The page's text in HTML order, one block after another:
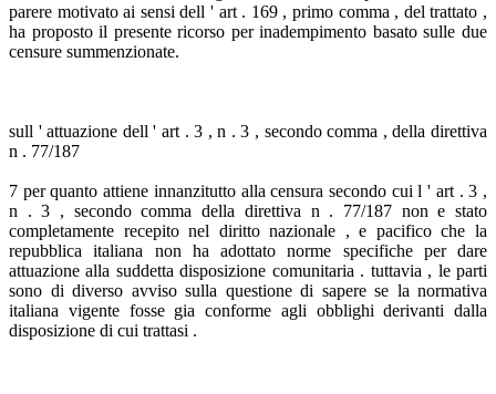
parere motivato ai sensi dell ' art . 169 , primo comma , del trattato ,
ha proposto il presente ricorso per inadempimento basato sulle due
censure summenzionate.
sull ' attuazione dell ' art . 3 , n . 3 , secondo comma , della direttiva
n . 77/187
7 per quanto attiene innanzitutto alla censura secondo cui l ' art . 3 ,
n . 3 , secondo comma della direttiva n . 77/187 non e stato
completamente recepito nel diritto nazionale , e pacifico che la
repubblica italiana non ha adottato norme specifiche per dare
attuazione alla suddetta disposizione comunitaria . tuttavia , le parti
sono di diverso avviso sulla questione di sapere se la normativa
italiana vigente fosse gia conforme agli obblighi derivanti dalla
disposizione di cui trattasi .